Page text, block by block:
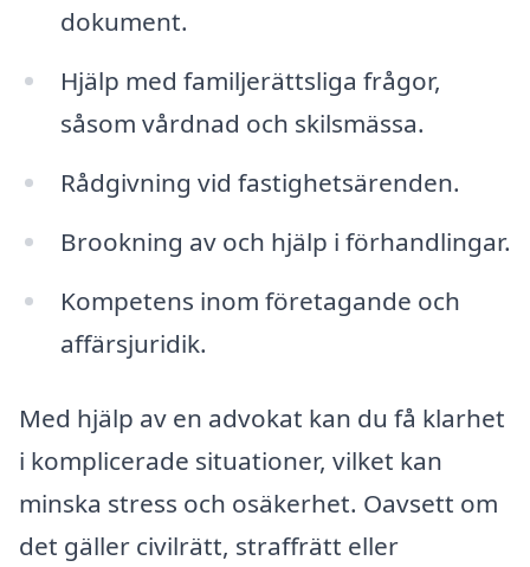
dokument.
Hjälp med familjerättsliga frågor,
såsom vårdnad och skilsmässa.
Rådgivning vid fastighetsärenden.
Brookning av och hjälp i förhandlingar.
Kompetens inom företagande och
affärsjuridik.
Med hjälp av en advokat kan du få klarhet
i komplicerade situationer, vilket kan
minska stress och osäkerhet. Oavsett om
det gäller civilrätt, straffrätt eller